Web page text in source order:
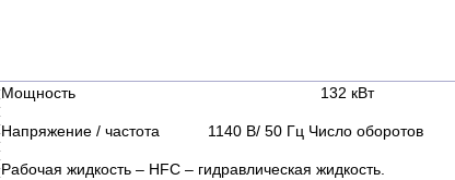
Мощность 132 кВт
Напряжение / частота 1140 В/ 50 Гц Число оборотов
Рабочая жидкость – HFC – гидравлическая жидкость.